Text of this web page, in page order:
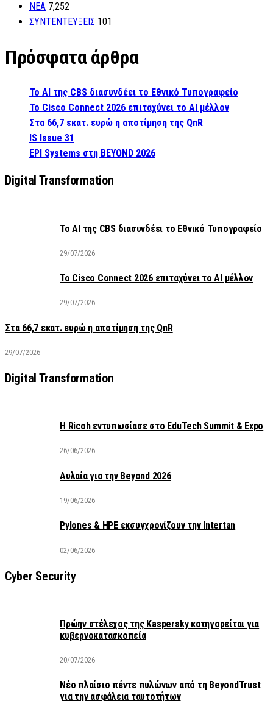
ΝΕΑ 7,252
ΣΥΝΤΕΝΤΕΥΞΕΙΣ 101
Πρόσφατα άρθρα
Το AI της CBS διασυνδέει το Εθνικό Τυπογραφείο
Το Cisco Connect 2026 επιταχύνει το AI μέλλον
Στα 66,7 εκατ. ευρώ η αποτίμηση της QnR
IS Issue 31
EPI Systems στη BEYOND 2026
Digital Transformation
Το AI της CBS διασυνδέει το Εθνικό Τυπογραφείο
29/07/2026
Το Cisco Connect 2026 επιταχύνει το AI μέλλον
29/07/2026
Στα 66,7 εκατ. ευρώ η αποτίμηση της QnR
29/07/2026
Digital Transformation
Η Ricoh εντυπωσίασε στο EduTech Summit & Expo
26/06/2026
Αυλαία για την Beyond 2026
19/06/2026
Pylones & HPE εκσυγχρονίζουν την Intertan
02/06/2026
Cyber Security
Πρώην στέλεχος της Kaspersky κατηγορείται για
κυβερνοκατασκοπεία
20/07/2026
Νέο πλαίσιο πέντε πυλώνων από τη BeyondTrust
για την ασφάλεια ταυτοτήτων